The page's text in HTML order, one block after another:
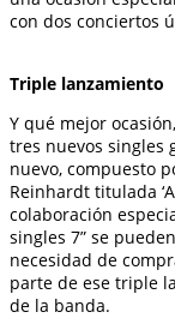
con dos conciertos
Triple lanzamiento
Y qué mejor
tres nuevos singles
nuevo, compuesto
Reinhardt titulada
colaboración
singles 7” se
necesidad de
parte de ese triple
de la banda.